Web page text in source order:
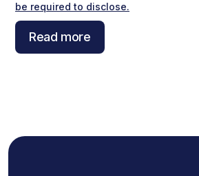
be required to disclose.
Read more